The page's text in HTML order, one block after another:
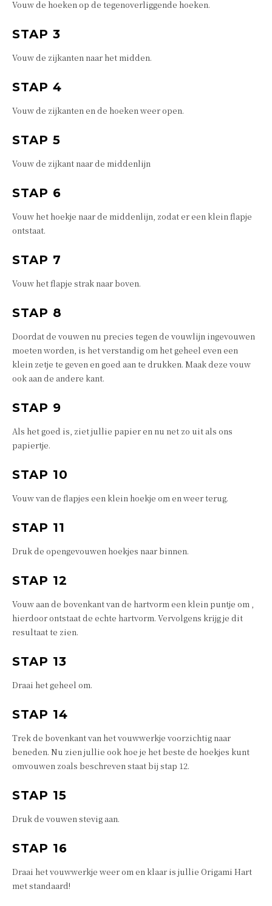
Vouw de hoeken op de tegenoverliggende hoeken.
STAP 3
Vouw de zijkanten naar het midden.
STAP 4
Vouw de zijkanten en de hoeken weer open.
STAP 5
Vouw de zijkant naar de middenlijn
STAP 6
Vouw het hoekje naar de middenlijn, zodat er een klein flapje
ontstaat.
STAP 7
Vouw het flapje strak naar boven.
STAP 8
Doordat de vouwen nu precies tegen de vouwlijn ingevouwen
moeten worden, is het verstandig om het geheel even een
klein zetje te geven en goed aan te drukken. Maak deze vouw
ook aan de andere kant.
STAP 9
Als het goed is, ziet jullie papier en nu net zo uit als ons
papiertje.
STAP 10
Vouw van de flapjes een klein hoekje om en weer terug.
STAP 11
Druk de opengevouwen hoekjes naar binnen.
STAP 12
Vouw aan de bovenkant van de hartvorm een klein puntje om ,
hierdoor ontstaat de echte hartvorm. Vervolgens krijg je dit
resultaat te zien.
STAP 13
Draai het geheel om.
STAP 14
Trek de bovenkant van het vouwwerkje voorzichtig naar
beneden. Nu zien jullie ook hoe je het beste de hoekjes kunt
omvouwen zoals beschreven staat bij stap 12.
STAP 15
Druk de vouwen stevig aan.
STAP 16
Draai het vouwwerkje weer om en klaar is jullie Origami Hart
met standaard!